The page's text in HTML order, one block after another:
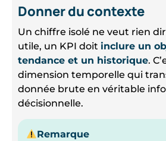
Donner du contexte
Un chiffre isolé ne veut rien
utile, un KPI doit inclure un
tendance et un historique.
dimension temporelle qui
donnée brute en véritable
décisionnelle.
Remarque